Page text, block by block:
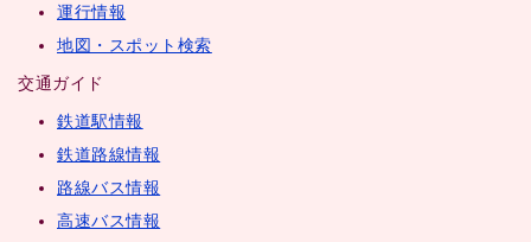
運行情報
地図・スポット検索
交通ガイド
鉄道駅情報
鉄道路線情報
路線バス情報
高速バス情報